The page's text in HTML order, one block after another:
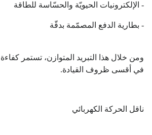
- الإلكترونيات الحيويّة والحسّاسة للطاقة
- بطارية الدفع المصمّمة بدقّة
ومن خلال هذا التبريد المتوازن، تستمر
في أقسى ظروف القيادة.
ناقل الحركة الكهربائي